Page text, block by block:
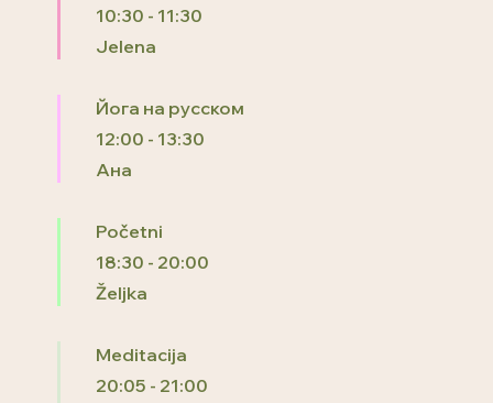
10:30 - 11:30
Jelena
Йога на русском
12:00 - 13:30
Ана
Početni
18:30 - 20:00
Željka
Meditacija
20:05 - 21:00